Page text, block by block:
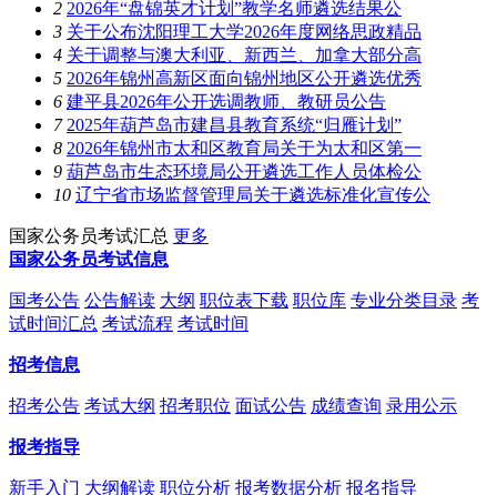
2 2026年“盘锦英才计划”教学名师遴选结果公
3 关于公布沈阳理工大学2026年度网络思政精品
4 关于调整与澳大利亚、新西兰、加拿大部分高
5 2026年锦州高新区面向锦州地区公开遴选优秀
6 建平县2026年公开选调教师、教研员公告
7 2025年葫芦岛市建昌县教育系统“归雁计划”
8 2026年锦州市太和区教育局关于为太和区第一
9 葫芦岛市生态环境局公开遴选工作人员体检公
10 辽宁省市场监督管理局关于遴选标准化宣传公
国家公务员考试汇总 更多
国家公务员考试信息
国考公告 公告解读 大纲 职位表下载 职位库 专业分类目录 考
试时间汇总 考试流程 考试时间
招考信息
招考公告 考试大纲 招考职位 面试公告 成绩查询 录用公示
报考指导
新手入门 大纲解读 职位分析 报考数据分析 报名指导